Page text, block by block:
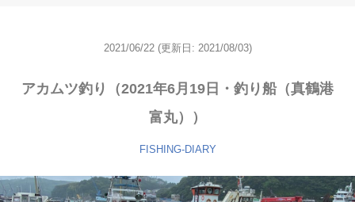
2021/06/22 (更新日: 2021/08/03)
アカムツ釣り（2021年6月19日・釣り船（真鶴港
富丸））
FISHING-DIARY